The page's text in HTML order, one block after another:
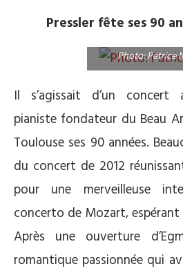
Pressler fête ses 90
Photo: Patrice
Il s’agissait d’un concert
pianiste fondateur du Beau
Toulouse ses 90 années.
du concert de 2012
pour une merveilleuse
concerto de Mozart, espérant
Après une ouverture
romantique passionnée qui